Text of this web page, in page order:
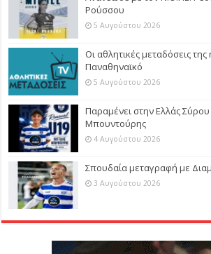
Ρούσσου
5 Αυγούστου 2026
Οι αθλητικές μεταδόσεις
Παναθηναϊκό
5 Αυγούστου 2026
Παραμένει στην Ελλάς
Μπουντούρης
4 Αυγούστου 2026
Σπουδαία μεταγραφή με
3 Αυγούστου 2026